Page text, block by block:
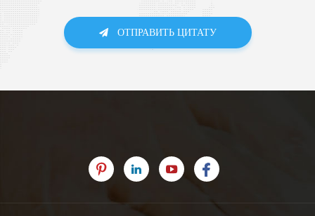
ОТПРАВИТЬ ЦИТАТУ